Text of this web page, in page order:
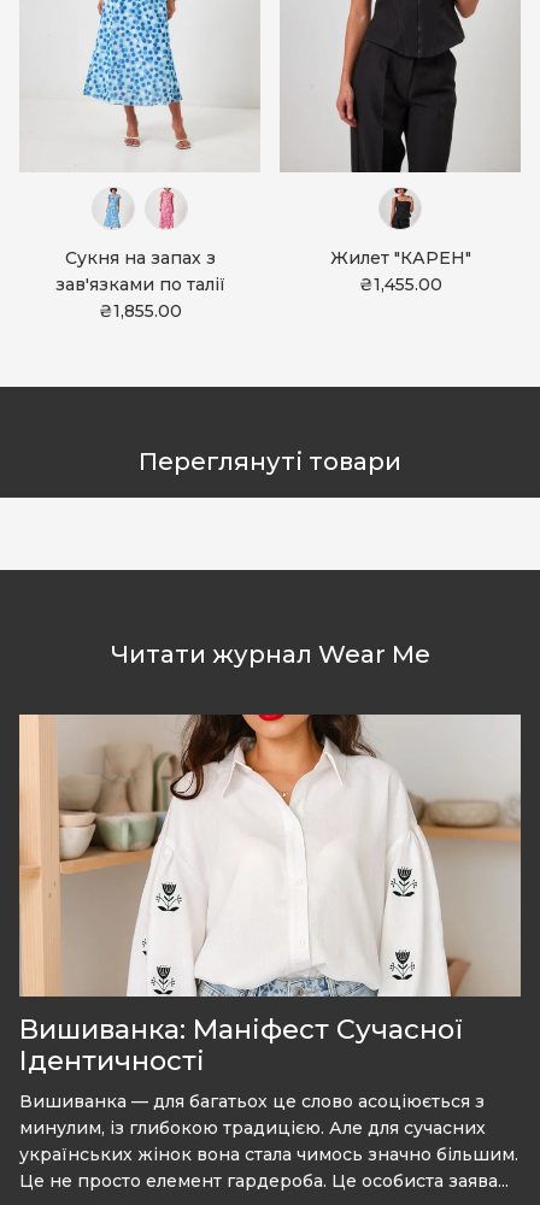
Сукня на запах з
зав'язками по талії
₴1,855.00
Жилет "КАРЕН"
₴1,455.00
Переглянуті товари
Читати журнал Wear Me
Вишиванка: Маніфест Сучасної
Ідентичності
Вишиванка — для багатьох це слово асоціюється з
минулим, із глибокою традицією. Але для сучасних
українських жінок вона стала чимось значно більшим.
Це не просто елемент гардероба. Це особиста заява...